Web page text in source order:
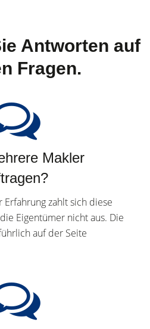
Antworten auf
Fragen.
Makler
Erfahrung zahlt sich diese
Eigentümer nicht aus. Die
auf der Seite